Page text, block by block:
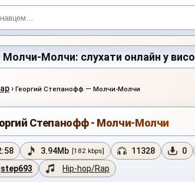
Молчи: слухати онлайн у
› Георгий Степанофф — Молчи-Молчи
Степанофф - Молчи-Молчи
3.94Mb [182 kbps] 11328 0
Hip-hop/Rap